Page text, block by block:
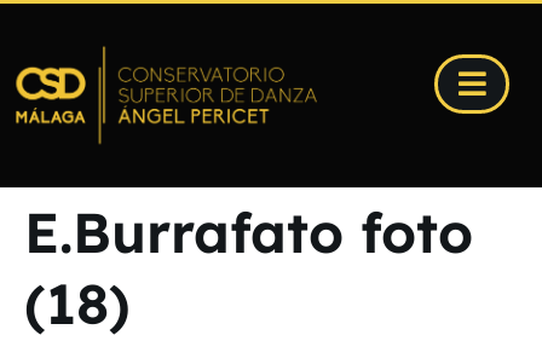
E.Burrafato foto
(18)